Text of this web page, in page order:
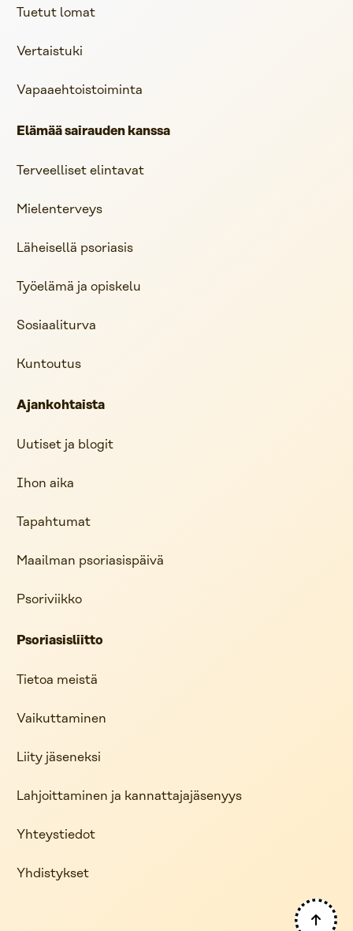
Tuetut lomat
Vertaistuki
Vapaaehtoistoiminta
Elämää sairauden kanssa
Terveelliset elintavat
Mielenterveys
Läheisellä psoriasis
Työelämä ja opiskelu
Sosiaaliturva
Kuntoutus
Ajankohtaista
Uutiset ja blogit
Ihon aika
Tapahtumat
Maailman psoriasispäivä
Psoriviikko
Psoriasisliitto
Tietoa meistä
Vaikuttaminen
Liity jäseneksi
Lahjoittaminen ja kannattajajäsenyys
Yhteystiedot
Yhdistykset